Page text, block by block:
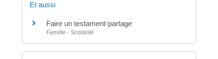
Et aussi
Faire un testament-partage
Famille - Scolarité